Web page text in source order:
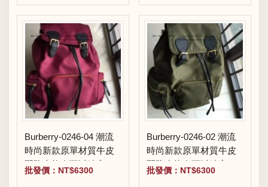
Burberry-0246-04 潮流
時尚新款原單材質牛皮
配防水紡布可以繡字大
號雙肩包
批發價：NT$6300
Burberry-0246-02 潮流
時尚新款原單材質牛皮
配防水紡布可以繡字大
號雙肩包
批發價：NT$6300